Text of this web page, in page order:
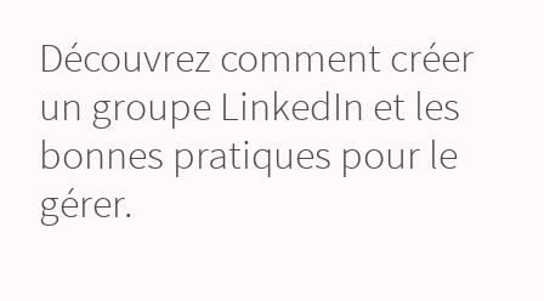
Découvrez comment créer
un groupe LinkedIn et les
bonnes pratiques pour le
gérer.